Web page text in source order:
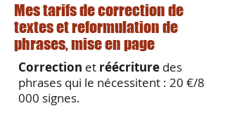
Mes tarifs de correction de
textes et reformulation de
phrases, mise en page
Correction et réécriture des
phrases qui le nécessitent : 20 €/8
000 signes.